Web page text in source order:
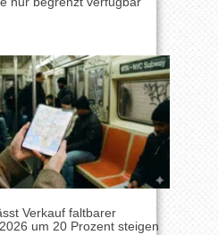
Verkauf faltbarer
um 20 Prozent steigen